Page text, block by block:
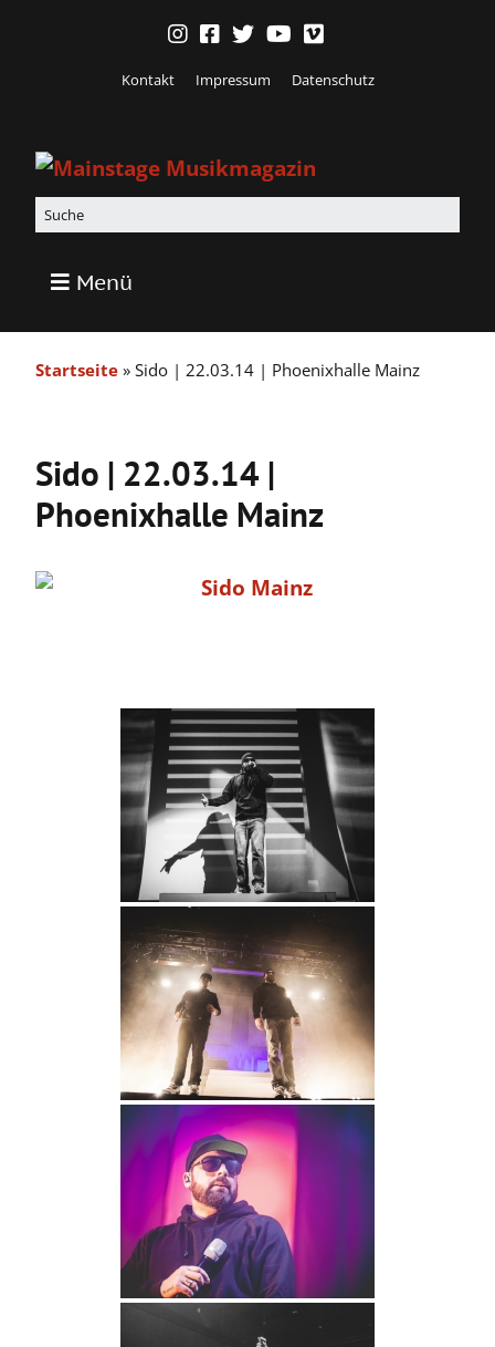
Kontakt Impressum Datenschutz
Menü
Startseite » Sido | 22.03.14 | Phoenixhalle Mainz
Sido | 22.03.14 |
Phoenixhalle Mainz